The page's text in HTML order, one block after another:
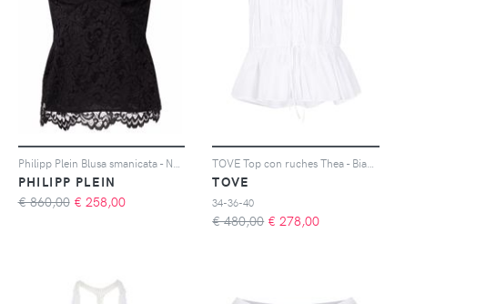
Philipp Plein Blusa smanicata - Nero
PHILIPP PLEIN
€ 860,00 € 258,00
TOVE Top con ruches Thea - Bianco
TOVE
34-36-40
€ 480,00 € 278,00